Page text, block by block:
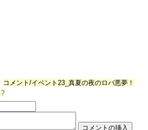
コメント/イベント23_真夏の夜のロバ悪夢！
?